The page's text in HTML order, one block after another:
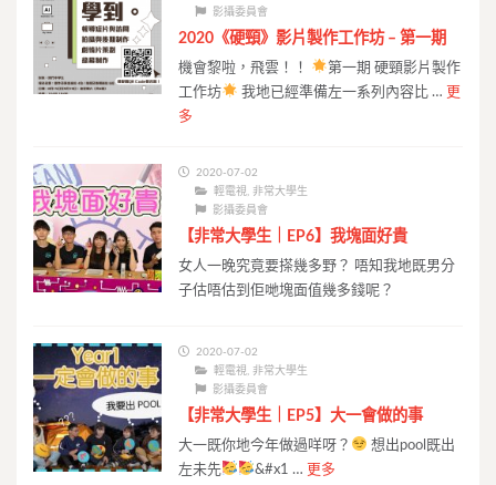
影攝委員會
2020《硬頸》影片製作工作坊 – 第一期
機會黎啦，飛雲！！
第一期 硬頸影片製作
工作坊
我地已經準備左一系列內容比 … 更
多
2020-07-02
輕電視
非常大學生
影攝委員會
【非常大學生｜EP6】我塊面好貴
女人一晚究竟要搽幾多野？ 唔知我地既男分
子估唔估到佢哋塊面值幾多錢呢？
2020-07-02
輕電視
非常大學生
影攝委員會
【非常大學生｜EP5】大一會做的事
大一既你地今年做過咩呀？
想出pool既出
左未先
&#x1 … 更多